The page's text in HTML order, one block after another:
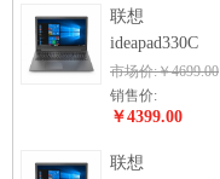
联想
ideapad330C
市场价:￥4699.00
销售价:
￥4399.00
联想